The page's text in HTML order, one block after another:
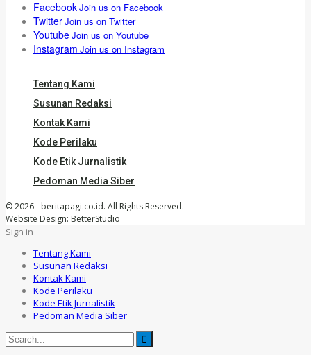
FacebookJoin us on Facebook
TwitterJoin us on Twitter
YoutubeJoin us on Youtube
Instagram Join us on Instagram
Tentang Kami
Susunan Redaksi
Kontak Kami
Kode Perilaku
Kode Etik Jurnalistik
Pedoman Media Siber
© 2026 - beritapagi.co.id. All Rights Reserved.
Website Design: BetterStudio
Sign in
Tentang Kami
Susunan Redaksi
Kontak Kami
Kode Perilaku
Kode Etik Jurnalistik
Pedoman Media Siber